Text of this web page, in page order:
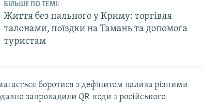
БІЛЬШЕ ПО ТЕМІ:
Життя без пального у Криму: торгівля
талонами, поїздки на Тамань та допомога
туристам
боротися з дефіцитом палива різними
запровадили QR-коди з російського